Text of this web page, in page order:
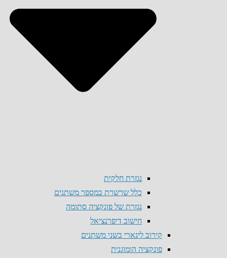
נגזרת חלקית
כלל שרשרת במספר משתנים
נגזרת של פונקציה סתומה
חישוב דיפרנציאל
קירוב לינארי בשני משתנים
פונקציה הומוגנית